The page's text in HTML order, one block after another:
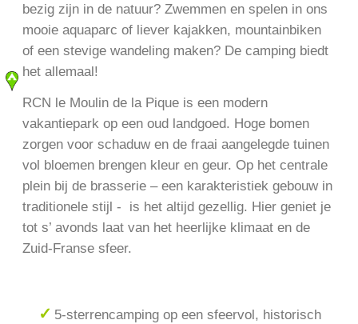
bezig zijn in de natuur? Zwemmen en spelen in ons
mooie aquaparc of liever kajakken, mountainbiken
of een stevige wandeling maken? De camping biedt
het allemaal!
RCN le Moulin de la Pique is een modern
vakantiepark op een oud landgoed. Hoge bomen
zorgen voor schaduw en de fraai aangelegde tuinen
vol bloemen brengen kleur en geur. Op het centrale
plein bij de brasserie – een karakteristiek gebouw in
traditionele stijl - is het altijd gezellig. Hier geniet je
tot s’ avonds laat van het heerlijke klimaat en de
Zuid-Franse sfeer.
5-sterrencamping op een sfeervol, historisch